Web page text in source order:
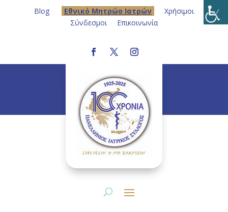
Blog Eθνικό Μητρώο Ιατρών
Χρήσιμοι
Σύνδεσμοι
Επικοινωνία